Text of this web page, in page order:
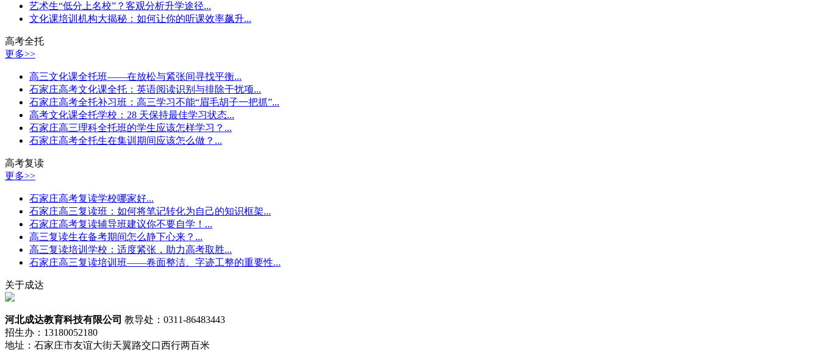
艺术生“低分上名校”？客观分析升学途径...
文化课培训机构大揭秘：如何让你的听课效率飙升...
高考全托
更多>>
高三文化课全托班——在放松与紧张间寻找平衡...
石家庄高考文化课全托：英语阅读识别与排除干扰项...
石家庄高考全托补习班：高三学习不能“眉毛胡子一把抓”...
高考文化课全托学校：28 天保持最佳学习状态...
石家庄高三理科全托班的学生应该怎样学习？...
石家庄高考全托生在集训期间应该怎么做？...
高考复读
更多>>
石家庄高考复读学校哪家好...
石家庄高三复读班：如何将笔记转化为自己的知识框架...
石家庄高考复读辅导班建议你不要自学！...
高三复读生在备考期间怎么静下心来？...
高三复读培训学校：适度紧张，助力高考取胜...
石家庄高三复读培训班——卷面整洁、字迹工整的重要性...
关于成达
河北成达教育科技有限公司 教导处：0311-86483443
招生办：13180052180
地址：石家庄市友谊大街天翼路交口西行两百米